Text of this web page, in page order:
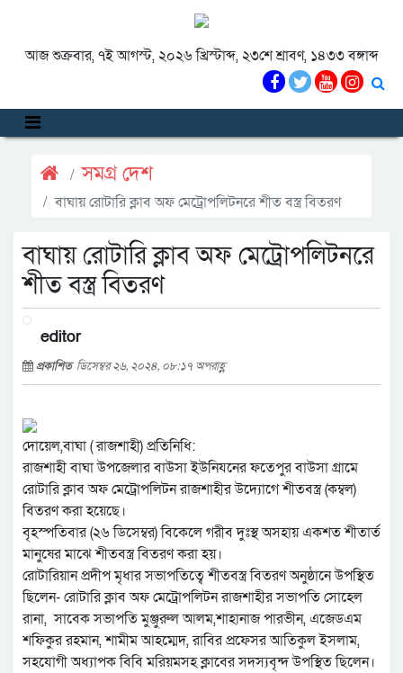
আজ শুক্রবার, ৭ই আগস্ট, ২০২৬ খ্রিস্টাব্দ, ২৩শে শ্রাবণ, ১৪৩৩ বঙ্গাব্দ
সমগ্র দেশ
বাঘায় রোটারি ক্লাব অফ মেট্রোপলিটনরে শীত বস্ত্র বিতরণ
বাঘায় রোটারি ক্লাব অফ মেট্রোপলিটনরে
শীত বস্ত্র বিতরণ
editor
প্রকাশিত ডিসেম্বর ২৬, ২০২৪, ০৮:১৭ অপরাহ্ণ
দোয়েল,বাঘা ( রাজশাহী) প্রতিনিধি:
রাজশাহী বাঘা উপজেলার বাউসা ইউনিযনের ফতেপুর বাউসা গ্রামে
রোটারি ক্লাব অফ মেট্রোপলিটন রাজশাহীর উদ্যোগে শীতবস্ত্র (কম্বল)
বিতরণ করা হয়েছে।
বৃহস্পতিবার (২৬ ডিসেম্বর) বিকেলে গরীব দুঃস্থ অসহায় একশত শীতার্ত
মানুষের মাঝে শীতবস্ত্র বিতরণ করা হয়।
রোটারিয়ান প্রদীপ মৃধার সভাপতিত্বে শীতবস্ত্র বিতরণ অনুষ্ঠানে উপস্থিত
ছিলেন- রোটারি ক্লাব অফ মেট্রোপলিটন রাজশাহীর সভাপতি সোহেল
রানা, সাবেক সভাপতি মুঞ্জুরুল আলম,শাহানাজ পারভীন, এজেডএম
শফিকুর রহমান, শামীম আহম্মেদ, রাবির প্রফেসর আতিকুল ইসলাম,
সহযোগী অধ্যাপক বিবি মরিয়মসহ ক্লাবের সদস্যবৃন্দ উপস্থিত ছিলেন।